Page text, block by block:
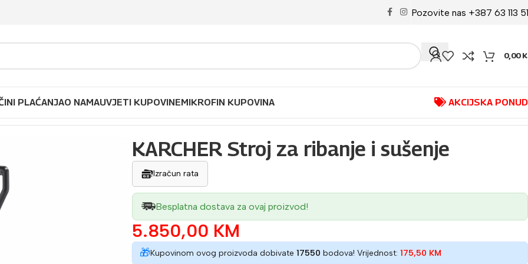
Pozovite nas +387 63 113
0,00
PLAĆANJAO NAMAUVJETI KUPOVINEMIKROFIN KUPOVINA AKCIJSKA
KARCHER Stroj za ribanje i sušenje
Izračun rata
Besplatna dostava za ovaj proizvod!
5.850,00 KM
🎁Kupovinom ovog proizvoda dobivate 17550 bodova! Vrijednost: 175,50 KM